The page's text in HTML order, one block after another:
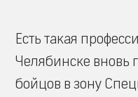
Есть такая
Челябинске вновь
бойцов в зону